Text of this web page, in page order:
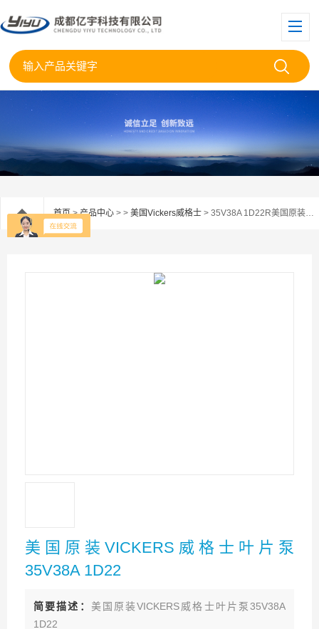
首页>产品中心 > > 美国Vickers威格士 > 35V38A 1D22R美国原装VICKERS威格士叶片泵35V38A 1D22
美国原装VICKERS威格士叶片泵
35V38A 1D22
简要描述： 美国原装VICKERS威格士叶片泵35V38A
1D22